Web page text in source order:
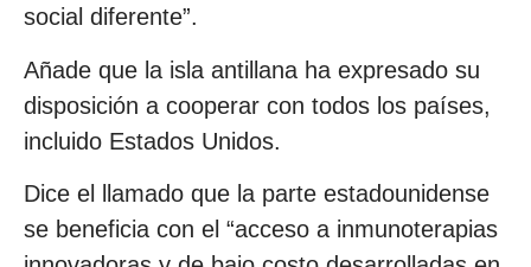
social diferente”.
Añade que la isla antillana ha expresado su
disposición a cooperar con todos los países,
incluido Estados Unidos.
Dice el llamado que la parte estadounidense
se beneficia con el “acceso a inmunoterapias